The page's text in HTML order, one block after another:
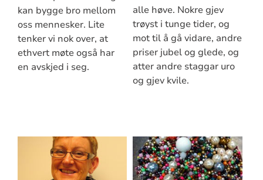
kan bygge bro mellom
oss mennesker. Lite
tenker vi nok over, at
ethvert møte også har
en avskjed i seg.
alle høve. Nokre gjev
trøyst i tunge tider, og
mot til å gå vidare, andre
priser jubel og glede, og
atter andre staggar uro
og gjev kvile.